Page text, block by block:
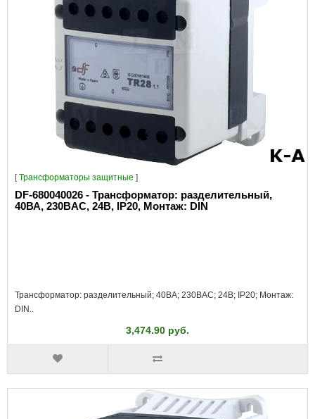
[Трансформаторы защитные ]
DF-680040026 - Трансформатор: разделительный,
40ВА, 230ВAC, 24В, IP20, Монтаж: DIN
Трансформатор: разделительный; 40ВА; 230ВAC; 24В; IP20; Монтаж:
DIN..
3,474.90 руб.